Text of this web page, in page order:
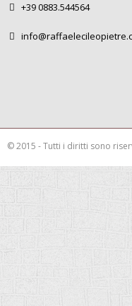
+39 0883.544564
© 2015 - Tutti i diritti sono